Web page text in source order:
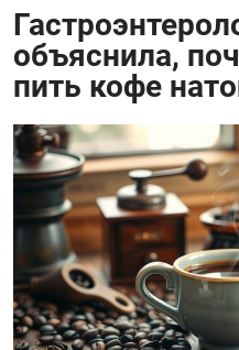
объяснила,
пить кофе